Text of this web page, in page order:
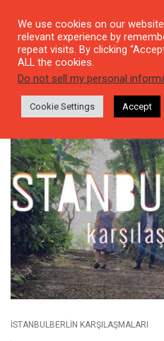
Tag: cigdem
ISTANBULBERLIN KARŞILAŞMALARI
We use cookies on our
relevant experience by
repeat visits. By clicking
ALL the cookies.
Do not sell my personal
Cookie Settings Accept